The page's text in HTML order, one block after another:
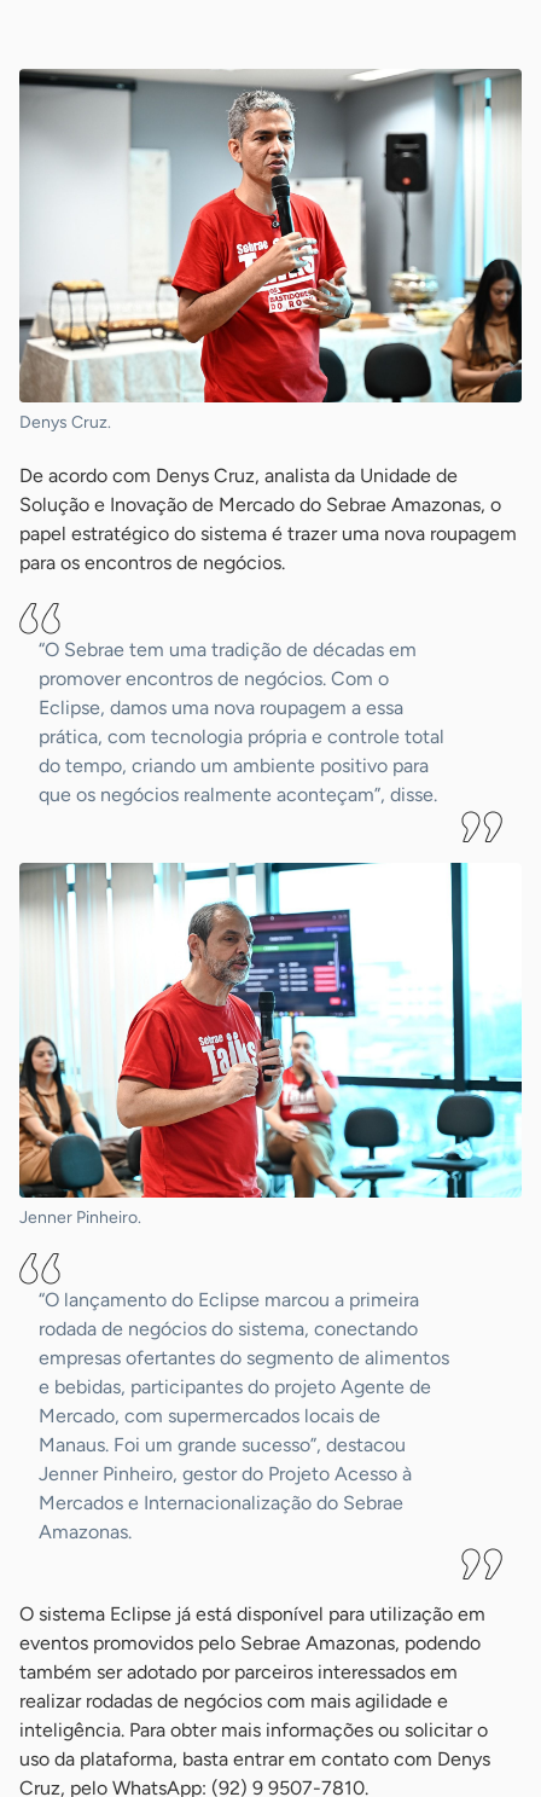
Denys Cruz.
De acordo com Denys Cruz, analista da Unidade de
Solução e Inovação de Mercado do Sebrae Amazonas, o
papel estratégico do sistema é trazer uma nova roupagem
para os encontros de negócios.
“O Sebrae tem uma tradição de décadas em
promover encontros de negócios. Com o
Eclipse, damos uma nova roupagem a essa
prática, com tecnologia própria e controle total
do tempo, criando um ambiente positivo para
que os negócios realmente aconteçam”, disse.
Jenner Pinheiro.
“O lançamento do Eclipse marcou a primeira
rodada de negócios do sistema, conectando
empresas ofertantes do segmento de alimentos
e bebidas, participantes do projeto Agente de
Mercado, com supermercados locais de
Manaus. Foi um grande sucesso”, destacou
Jenner Pinheiro, gestor do Projeto Acesso à
Mercados e Internacionalização do Sebrae
Amazonas.
O sistema Eclipse já está disponível para utilização em
eventos promovidos pelo Sebrae Amazonas, podendo
também ser adotado por parceiros interessados em
realizar rodadas de negócios com mais agilidade e
inteligência. Para obter mais informações ou solicitar o
uso da plataforma, basta entrar em contato com Denys
Cruz, pelo WhatsApp: (92) 9 9507-7810.